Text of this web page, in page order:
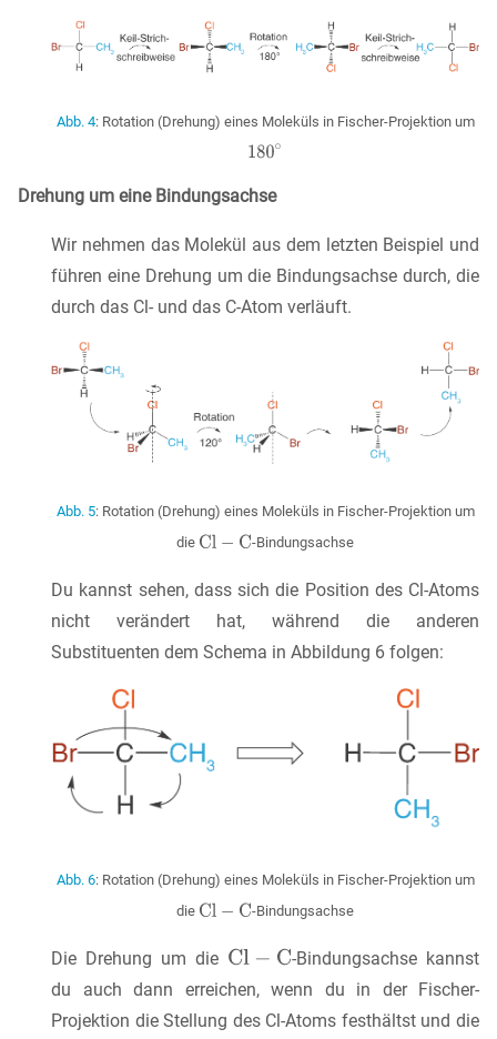
Abb. 4: Rotation (Drehung) eines Moleküls in Fischer-Projektion um
Drehung um eine Bindungsachse
Wir nehmen das Molekül aus dem letzten Beispiel und
führen eine Drehung um die Bindungsachse durch, die
durch das Cl- und das C-Atom verläuft.
Abb. 5: Rotation (Drehung) eines Moleküls in Fischer-Projektion um
die
-Bindungsachse
Du kannst sehen, dass sich die Position des Cl-Atoms
nicht verändert hat, während die anderen
Substituenten dem Schema in Abbildung 6 folgen:
Abb. 6: Rotation (Drehung) eines Moleküls in Fischer-Projektion um
die
-Bindungsachse
Die Drehung um die
-Bindungsachse kannst
du auch dann erreichen, wenn du in der Fischer-
Projektion die Stellung des Cl-Atoms festhältst und die